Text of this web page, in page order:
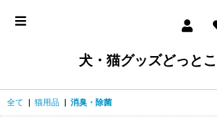
犬・猫グッズどっと
全て 猫用品 消臭・除菌